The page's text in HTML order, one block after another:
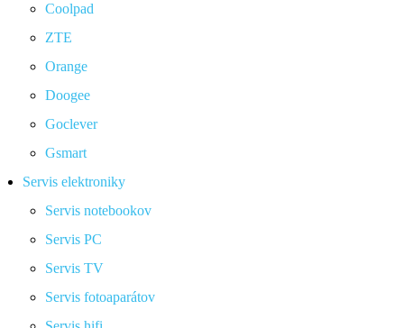
Coolpad
ZTE
Orange
Doogee
Goclever
Gsmart
Servis elektroniky
Servis notebookov
Servis PC
Servis TV
Servis fotoaparátov